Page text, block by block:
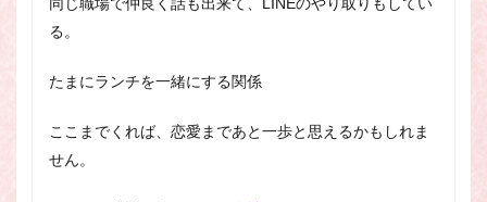
る。
たまにランチを一緒にする関係
ここまでくれば、恋愛まであと一歩と思えるかもしれま
せん。